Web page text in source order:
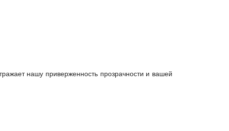
нашу приверженность прозрачности и вашей